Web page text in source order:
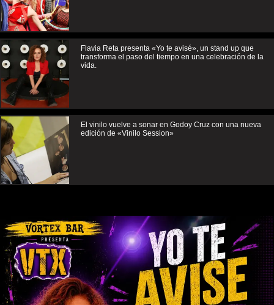
Flavia Reta presenta «Yo te avisé», un stand up que
transforma el paso del tiempo en una celebración de la
vida.
El vinilo vuelve a sonar en Godoy Cruz con una nueva
edición de «Vinilo Session»